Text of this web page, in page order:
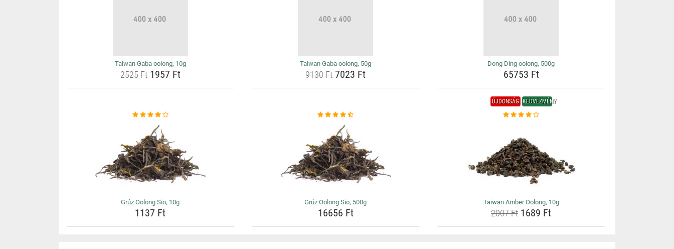
Taiwan Gaba oolong, 10g
2525 Ft1957 Ft
Taiwan Gaba oolong, 50g
9130 Ft7023 Ft
Dong Ding oolong, 500g
65753 Ft
Grúz Oolong Sio, 10g
1137 Ft
Grúz Oolong Sio, 500g
16656 Ft
ÚJDONSÁG KEDVEZMÉNY
Taiwan Amber Oolong, 10g
2007 Ft 1689 Ft